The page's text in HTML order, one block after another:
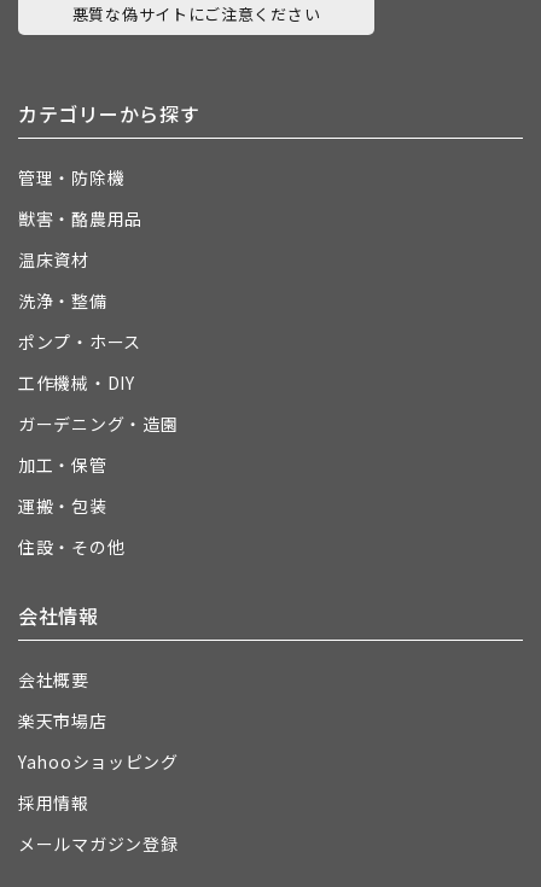
悪質な偽サイトにご注意ください
カテゴリーから探す
管理・防除機
獣害・酪農用品
温床資材
洗浄・整備
ポンプ・ホース
工作機械・DIY
ガーデニング・造園
加工・保管
運搬・包装
住設・その他
会社情報
会社概要
楽天市場店
Yahooショッピング
採用情報
メールマガジン登録